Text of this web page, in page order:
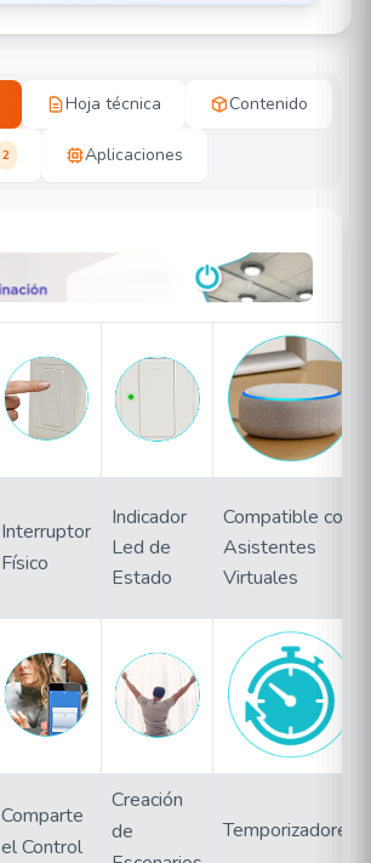
Hoja técnica Contenido
2 Aplicaciones
Interruptor
Físico
Indicador
Led de
Estado
Compatible con
Asistentes
Virtuales
Comparte
el Control
Creación
de
Temporizadores